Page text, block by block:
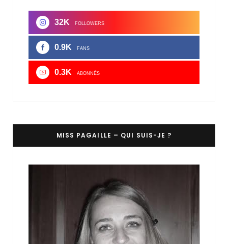
32K FOLLOWERS
0.9K FANS
0.3K ABONNÉS
MISS PAGAILLE – QUI SUIS-JE ?